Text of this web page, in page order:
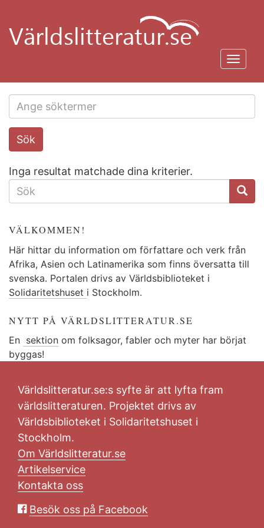
huvudinnehåll
Search
this
Sök
Inga resultat matchade dina kriterier.
SÖKFORMULÄR
VÄLKOMMEN!
Här hittar du information om författare och verk från
Afrika, Asien och Latinamerika som finns översatta till
svenska. Portalen drivs av Världsbiblioteket i
Solidaritetshuset i Stockholm.
NYTT PÅ VÄRLDSLITTERATUR.SE
En sektion om folksagor, fabler och myter har börjat
byggas!
Världslitteratur.se:s syfte är att lyfta fram
världslitteraturen. Projektet drivs av
Världsbiblioteket i Solidaritetshuset i
Stockholm.
Om Världslitteratur.se
Artikelservice
Kontakta oss
Besök oss på Facebook